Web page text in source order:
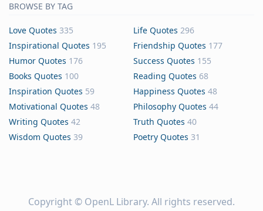
BROWSE BY TAG
Love Quotes 335 Life Quotes 296
Inspirational Quotes 195 Friendship Quotes 177
Humor Quotes 176 Success Quotes 155
Books Quotes 100 Reading Quotes 68
Inspiration Quotes 59 Happiness Quotes 48
Motivational Quotes 48 Philosophy Quotes 44
Writing Quotes 42 Truth Quotes 40
Wisdom Quotes 39 Poetry Quotes 31
Copyright © OpenL Library. All rights reserved.